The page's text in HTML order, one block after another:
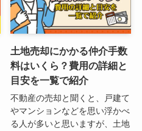
土地売却にかかる仲介手数
料はいくら？費用の詳細と
目安を一覧で紹介
不動産の売却と聞くと、戸建て
やマンションなどを思い浮かべ
る人が多いと思いますが、土地